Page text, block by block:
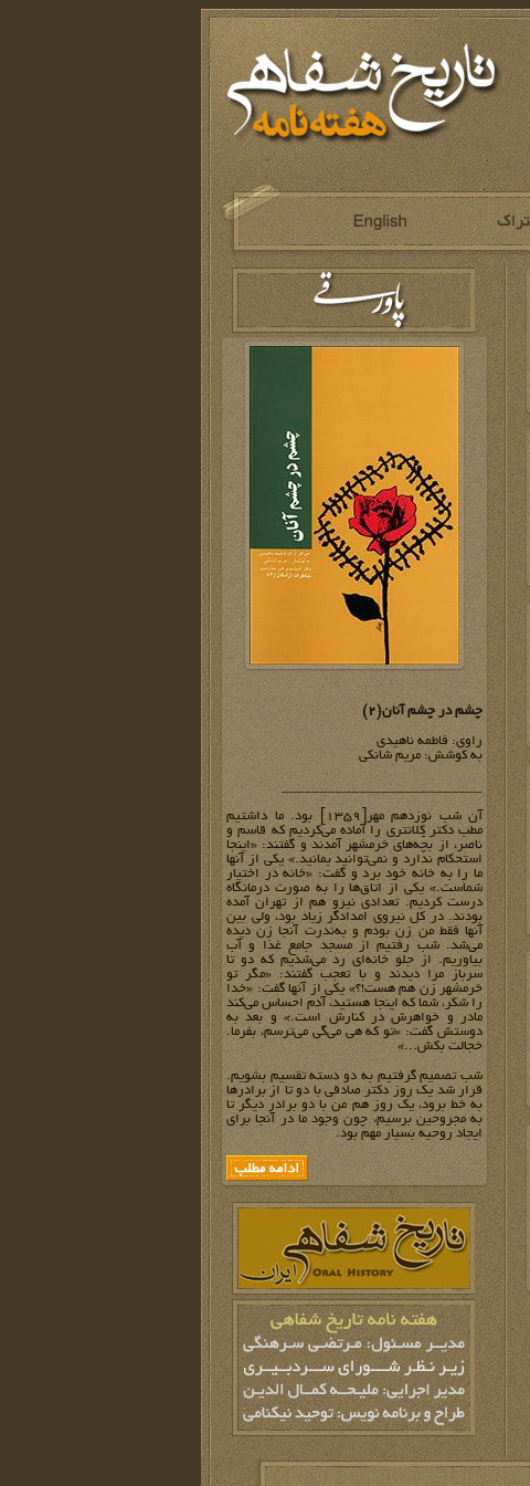
چشم در چشم آنان(2)
راوی: فاطمه ناهیدی
به کوشش: مریم شانکی
__________________________
آن شب نوزدهم مهر[1359] بود. ما داشتیم
مطب دکتر کلانتری را آماده می‌کردیم که قاسم و
ناصر، از بچّه‌های خرمشهر آمدند و گفتند: «اینجا
استحکام ندارد و نمی‌توانید بمانید.» یکی از آنها
ما را به خانه خود برد و گفت: «خانه در اختیار
شماست.» یکی از اتاق‌ها را به صورت درمانگاه
درست کردیم. تعدادی نیرو هم از تهران آمده
بودند. در کل نیروی امدادگر زیاد بود،‌ ولی بین
آنها فقط من زن بودم و به‌ندرت آنجا زن دیده
می‌شد. شب رفتیم از مسجد جامع غذا و آب
بیاوریم. از جلو خانه‌ای رد می‌شدیم که دو تا
سرباز مرا دیدند و با تعجب گفتند: «مگر تو
خرمشهر زن هم هست!؟» یکی از آنها گفت: «خدا
را شکر، شما که اینجا هستید، آدم احساس می‌کند
مادر و خواهرش در کنارش است.» و بعد به
دوستش گفت: «تو که هی می‌گی می‌ترسم، بفرما.
خجالت بکش...»
شب تصمیم گرفتیم به دو دسته تقسیم بشویم.
قرار شد یک روز دکتر صادقی با دو تا از برادرها
به خط برود، یک روز هم من با دو برادر دیگر تا
به مجروحین برسیم،‌ چون وجود ما در آنجا برای
ایجاد روحیه بسیار مهم بود.